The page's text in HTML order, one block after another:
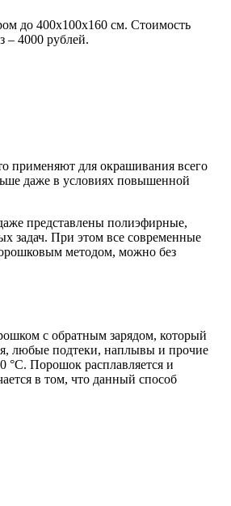
до 400x100x160 см. Стоимость
– 4000 рублей.
применяют для окрашивания всего
даже в условиях повышенной
представлены полиэфирные,
задач. При этом все современные
методом, можно без
с обратным зарядом, который
любые подтеки, наплывы и прочие
°C. Порошок расплавляется и
в том, что данный способ